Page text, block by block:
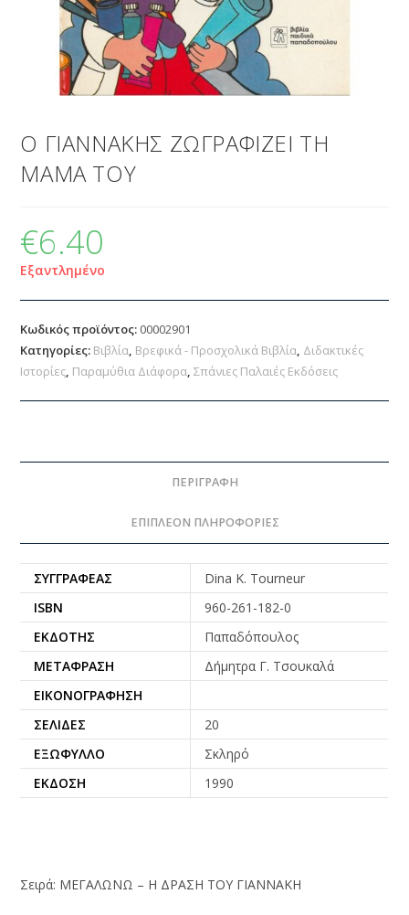
Ο ΓΙΑΝΝΑΚΗΣ ΖΩΓΡΑΦΙΖΕΙ ΤΗ
ΜΑΜΑ ΤΟΥ
€6.40
Εξαντλημένο
Κωδικός προϊόντος: 00002901
Κατηγορίες: Βιβλία, Βρεφικά - Προσχολικά Βιβλία, Διδακτικές
Ιστορίες, Παραμύθια Διάφορα,Σπάνιες Παλαιές Εκδόσεις
ΠΕΡΙΓΡΑΦΉ
ΕΠΙΠΛΈΟΝ ΠΛΗΡΟΦΟΡΊΕΣ
ΣΥΓΓΡΑΦΈΑΣ
Dina K. Tourneur
ISBN
960-261-182-0
ΕΚΔΌΤΗΣ
Παπαδόπουλος
ΜΕΤΆΦΡΑΣΗ
Δήμητρα Γ. Τσουκαλά
ΕΙΚΟΝΟΓΡΆΦΗΣΗ
ΣΕΛΊΔΕΣ
20
ΕΞΏΦΥΛΛΟ
Σκληρό
ΈΚΔΟΣΗ
1990
Σειρά: ΜΕΓΑΛΩΝΩ – Η ΔΡΑΣΗ ΤΟΥ ΓΙΑΝΝΑΚΗ